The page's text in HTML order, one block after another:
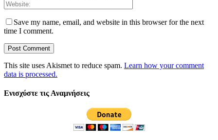
Save my name, email, and website in this browser for the next
time I comment.
This site uses Akismet to reduce spam. Learn how your comment
data is processed.
Ενισχύστε τις Αναμνήσεις